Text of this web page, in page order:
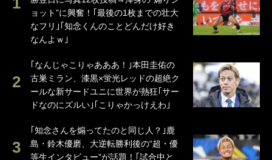
ョット”に興奮！｢最後の1枚までの壮大
なフリ｣｢知念くんのことどんだけ好き
なんよｗ｣
｢なんじゃこりゃあああ！｣本田圭佑の
古巣ミラン、漆黒×蛍光レッドの超絶ク
ールな新サードユニに世界が熱狂｢サー
ドなのにズルい｣｢こりゃかっけえわ｣
｢知念さんを煽ってたのと同じ人？｣鹿
島・鈴木優磨、大逆転勝利後の“超・優
等生インタビュー”が話題！｢試合中と